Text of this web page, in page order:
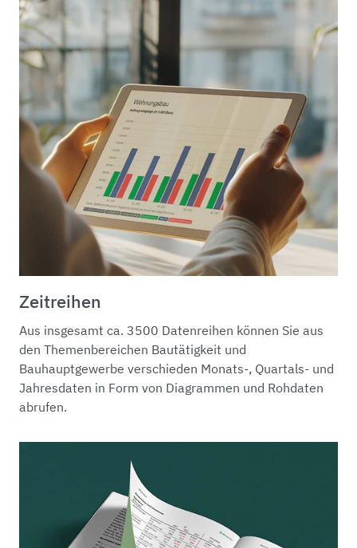
Zeitreihen
Aus insgesamt ca. 3500 Datenreihen können Sie aus
den Themenbereichen Bautätigkeit und
Bauhauptgewerbe verschieden Monats-, Quartals- und
Jahresdaten in Form von Diagrammen und Rohdaten
abrufen.